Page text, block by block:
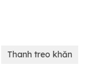
Thanh treo khăn